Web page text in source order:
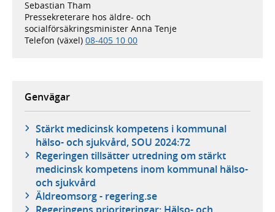
Sebastian Tham
Pressekreterare hos äldre- och
socialförsäkringsminister Anna Tenje
Telefon (växel) 08-405 10 00
Genvägar
Stärkt medicinsk kompetens i kommunal
hälso- och sjukvård, SOU 2024:72
Regeringen tillsätter utredning om stärkt
medicinsk kompetens inom kommunal hälso-
och sjukvård
Äldreomsorg - regering.se